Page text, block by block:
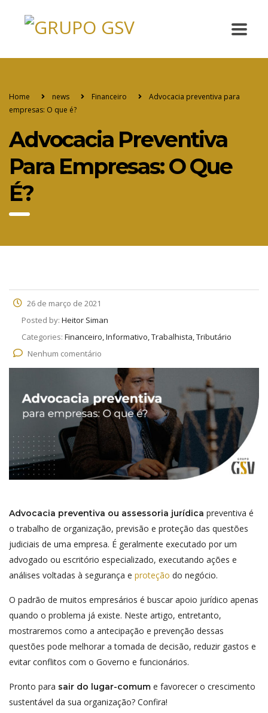
Home news Financeiro
Advocacia preventiva para
empresas: O que é?
Advocacia Preventiva
Para Empresas: O Que
É?
26 de março de 2021
Posted by: Heitor Siman
Categories: Financeiro, Informativo, Trabalhista, Tributário
Nenhum comentário
Advocacia preventiva ou assessoria jurídica preventiva é
o trabalho de organização, previsão e proteção das questões
judiciais de uma empresa. É geralmente executado por um
advogado ou escritório especializado, executando ações e
análises voltadas à segurança e proteção do negócio.
O padrão de muitos empresários é buscar apoio jurídico apenas
quando o problema já existe. Neste artigo, entretanto,
mostraremos como a antecipação e prevenção dessas
questões pode melhorar a tomada de decisão, reduzir gastos e
evitar conflitos com o Governo e funcionários.
Pronto para sair do lugar-comum e favorecer o crescimento
sustentável da sua organização? Confira!